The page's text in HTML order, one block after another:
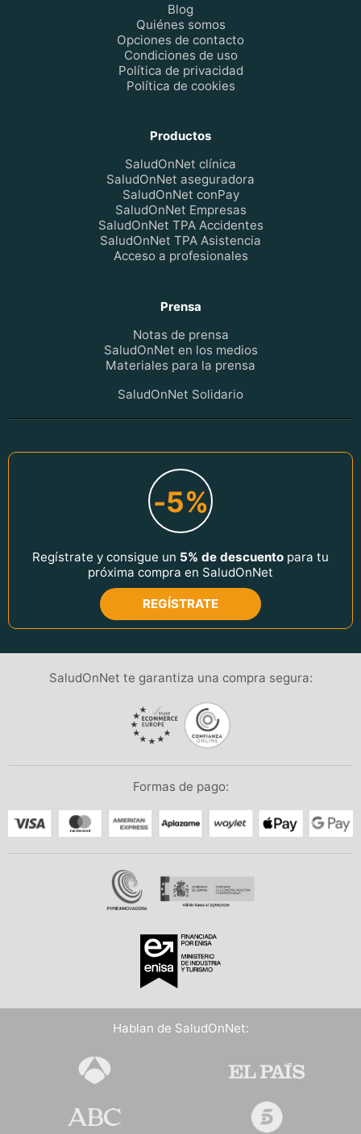
Blog
Quiénes somos
Opciones de contacto
Condiciones de uso
Política de privacidad
Política de cookies
Productos
SaludOnNet clínica
SaludOnNet aseguradora
SaludOnNet conPay
SaludOnNet Empresas
SaludOnNet TPA Accidentes
SaludOnNet TPA Asistencia
Acceso a profesionales
Prensa
Notas de prensa
SaludOnNet en los medios
Materiales para la prensa
SaludOnNet Solidario
-5%
Regístrate y consigue un 5% de descuento para tu
próxima compra en SaludOnNet
REGÍSTRATE
SaludOnNet te garantiza una compra segura:
Formas de pago:
Hablan de SaludOnNet: